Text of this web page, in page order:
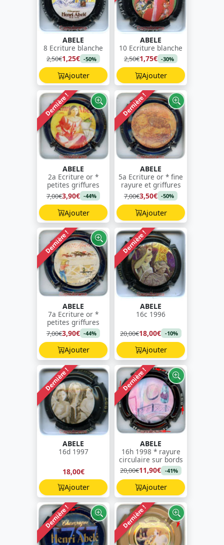
ABELE
8 Ecriture blanche
2,50€1,25€ -50%
Ajouter
ABELE
10 Ecriture blanche
2,50€1,75€ -30%
Ajouter
Dernière !
ABELE
2a Ecriture or *
petites griffures
7,00€3,90€ -44%
Ajouter
Dernière !
ABELE
5a Ecriture or * fine
rayure et griffures
7,00€3,50€ -50%
Ajouter
Dernière !
ABELE
7a Ecriture or *
petites griffures
7,00€3,90€ -44%
Ajouter
Dernière !
ABELE
16c 1996
20,00€18,00€ -10%
Ajouter
Dernière !
ABELE
16d 1997
18,00€
Ajouter
Dernière !
ABELE
16h 1998 * rayure
circulaire sur bords
20,00€11,90€ -41%
Ajouter
Dernière ! Dernière !